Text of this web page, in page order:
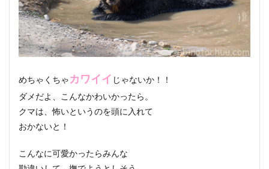
めちゃくちゃカワイイ じゃないか！！
ダメだよ、こんなかわいかったら。
クマは、怖いというのを頭に入れて
おかないと！
こんなに可愛かったらみんな